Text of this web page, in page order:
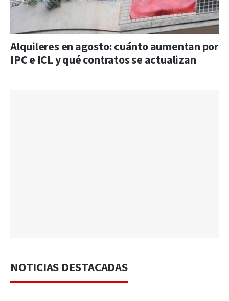
Alquileres en agosto: cuánto aumentan por
IPC e ICL y qué contratos se actualizan
NOTICIAS DESTACADAS